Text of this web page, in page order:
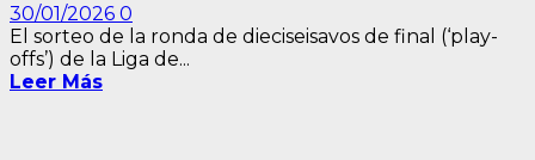
30/01/2026 0
El sorteo de la ronda de dieciseisavos de final (‘play-
offs’) de la Liga de...
Leer Más